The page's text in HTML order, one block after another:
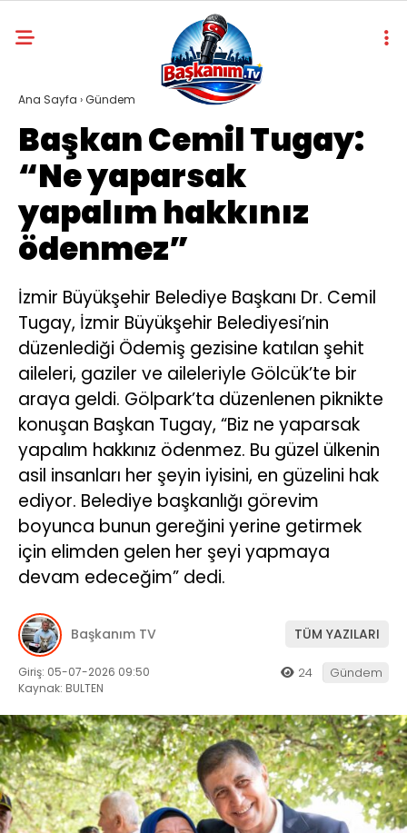
Ana Sayfa ›Gündem
Başkan Cemil Tugay:
“Ne yaparsak
yapalım hakkınız
ödenmez”
İzmir Büyükşehir Belediye Başkanı Dr. Cemil
Tugay, İzmir Büyükşehir Belediyesi’nin
düzenlediği Ödemiş gezisine katılan şehit
aileleri, gaziler ve aileleriyle Gölcük’te bir
araya geldi. Gölpark’ta düzenlenen piknikte
konuşan Başkan Tugay, “Biz ne yaparsak
yapalım hakkınız ödenmez. Bu güzel ülkenin
asil insanları her şeyin iyisini, en güzelini hak
ediyor. Belediye başkanlığı görevim
boyunca bunun gereğini yerine getirmek
için elimden gelen her şeyi yapmaya
devam edeceğim” dedi.
Başkanım TV TÜM YAZILARI
Giriş: 05-07-2026 09:50
Kaynak: BULTEN
24 Gündem